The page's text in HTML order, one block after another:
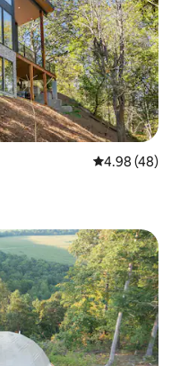
Penarafan
4.98 (48)